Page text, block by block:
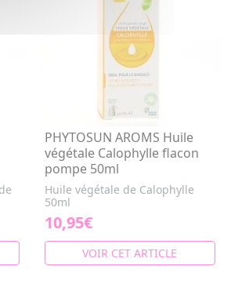
PHYTOSUN AROMS Huile
végétale Calophylle flacon
pompe 50ml
Huile végétale de Calophylle
50ml
10,95€
VOIR CET ARTICLE